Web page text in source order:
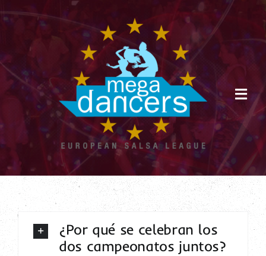
al
contenido
Venta de Entradas
Reglamento
Premios
¿Por qué se celebran los
dos campeonatos juntos?